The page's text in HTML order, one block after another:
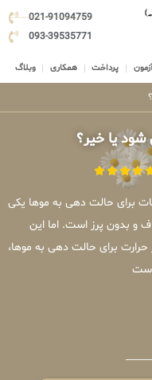
021-91094759
093-39535771
آزمون پرداخت همکاری وبلاگ
شود یا خیر؟
برای حالت دهی به موها یکی
و بدون پرز است. اما این
برای حالت دهی به موها،